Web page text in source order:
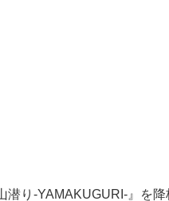
潜り-YAMAKUGURI-』を降